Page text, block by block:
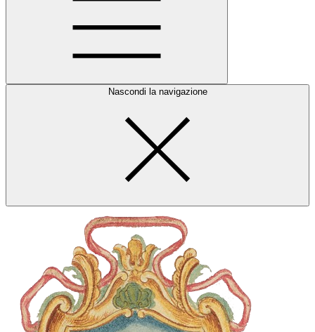
Nascondi la navigazione